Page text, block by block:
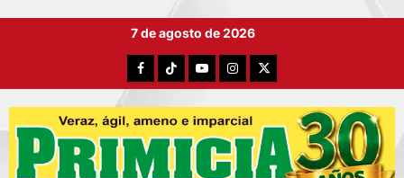
7 de agosto de 2026
FacebookTikTokYouTubeInstagram
X